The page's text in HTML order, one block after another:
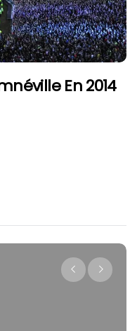
En 2014